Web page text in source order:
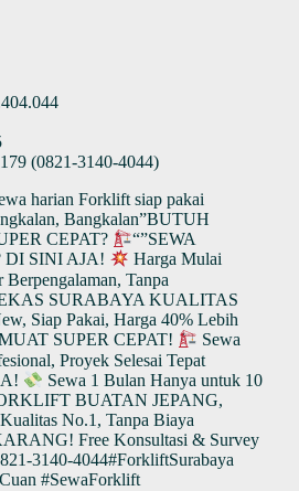
(0821-3140-4044)
harian Forklift siap pakai
Bangkalan”BUTUH
CEPAT?
“”SEWA
SINI AJA!
Harga Mulai
Tanpa
SURABAYA KUALITAS
Siap Pakai, Harga 40% Lebih
SUPER CEPAT!
Sewa
Proyek Selesai Tepat
Sewa 1 Bulan Hanya untuk 10
BUATAN JEPANG,
Kualitas No.1, Tanpa Biaya
Free Konsultasi & Survey
3140-4044#ForkliftSurabaya
#SewaForklift